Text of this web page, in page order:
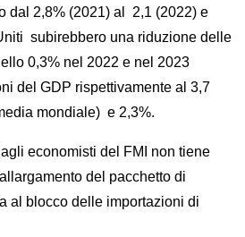
dal 2,8% (2021) al 2,1 (2022) e
subirebbero una riduzione delle
0,3% nel 2022 e nel 2023
del GDP rispettivamente al 3,7
mondiale) e 2,3%.
economisti del FMI non tiene
del pacchetto di
al blocco delle importazioni di